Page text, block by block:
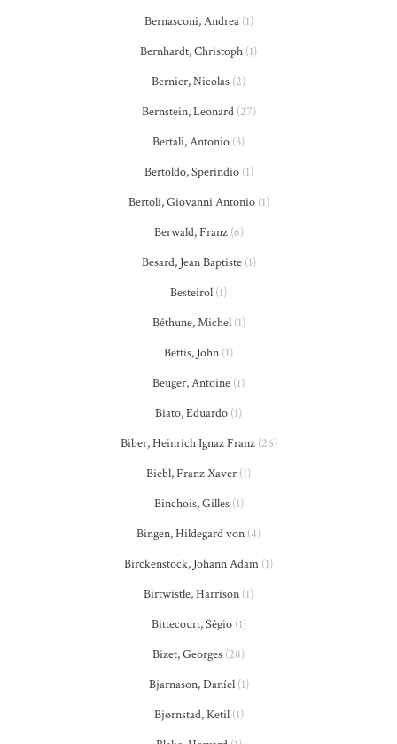
Bernasconi, Andrea(1)
Bernhardt, Christoph (1)
Bernier, Nicolas (2)
Bernstein, Leonard(27)
Bertali, Antonio (3)
Bertoldo, Sperindio(1)
Bertoli, Giovanni Antonio(1)
Berwald, Franz(6)
Besard, Jean Baptiste(1)
Besteirol (1)
Béthune, Michel(1)
Bettis, John (1)
Beuger, Antoine (1)
Biato, Eduardo (1)
Biber, Heinrich Ignaz Franz(26)
Biebl, Franz Xaver (1)
Binchois, Gilles(1)
Bingen, Hildegard von (4)
Birckenstock, Johann Adam (1)
Birtwistle, Harrison (1)
Bittecourt, Ségio(1)
Bizet, Georges (28)
Bjarnason, Daníel(1)
Bjørnstad, Ketil(1)